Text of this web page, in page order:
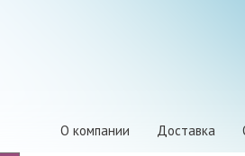
О компании Доставка